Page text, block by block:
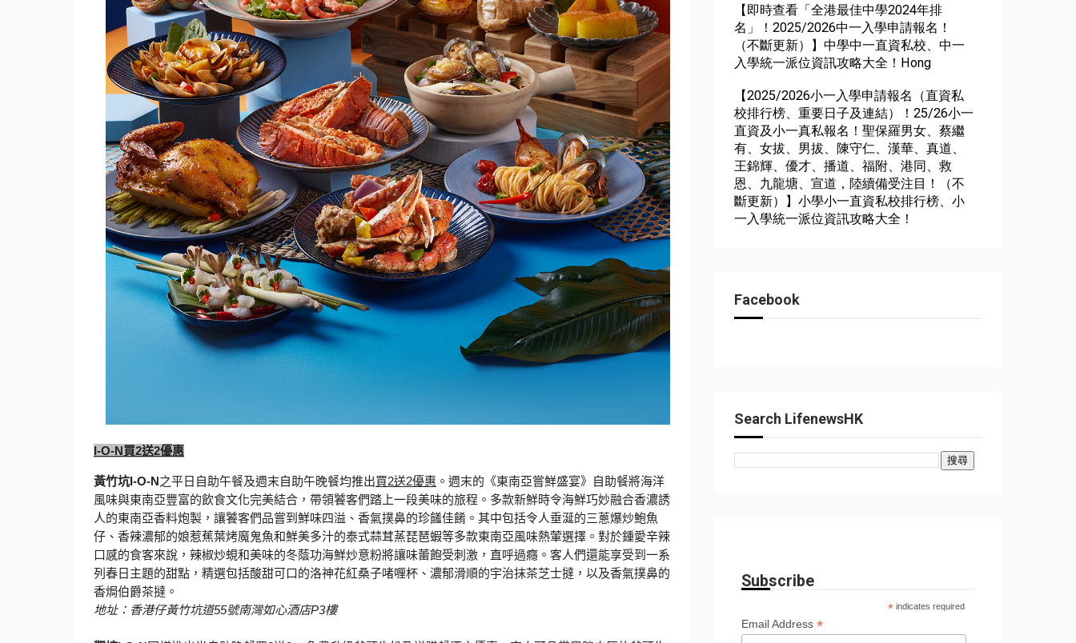
I-O-N買2送2優惠
黃竹坑I-O-N之平日自助午餐及週末自助午晚餐均推出買2送2優惠 。週末的《東南亞嘗鮮盛宴》 自助餐將海洋
風味與東南亞豐富的飲食文化完美結合， 帶領饕客們踏上一段美味的旅程。 多款新鮮時令海鮮巧妙融合香濃誘
人的東南亞香料炮製， 讓饕客們品嘗到鮮味四溢、香氣撲鼻的珍饈佳餚。 其中包括令人垂涎的三蔥爆炒鮑魚
仔、 香辣濃郁的娘惹蕉葉烤魔鬼魚和鮮美多汁的泰式蒜茸蒸琵琶蝦等多款東南亞風味熱葷選擇。對於鍾愛辛辣
口感的食客來說， 辣椒炒蜆和美味的冬蔭功海鮮炒意粉將讓味蕾飽受刺激，直呼過癮。 客人們還能享受到一系
列春日主題的甜點， 精選包括酸甜可口的洛神花紅桑子啫喱杯、 濃郁滑順的宇治抹茶芝士撻，以及香氣撲鼻的
香焗伯爵茶撻。
地址：香港仔黃竹坑道55號南灣如心酒店P3樓
【即時查看「全港最佳中學2024年排
名」！2025/2026中一入學申請報名！
（不斷更新）】中學中一直資私校、中一
入學統一派位資訊攻略大全！Hong
【2025/2026小一入學申請報名（直資私
校排行榜、重要日子及連結）！25/26小一
直資及小一真私報名！聖保羅男女、蔡繼
有、女拔、男拔、陳守仁、漢華、真道、
王錦輝、優才、播道、福附、港同、救
恩、九龍塘、宣道，陸續備受注目！（不
斷更新）】小學小一直資私校排行榜、小
一入學統一派位資訊攻略大全！
Facebook
Search LifenewsHK
Subscribe
* indicates required
Email Address *